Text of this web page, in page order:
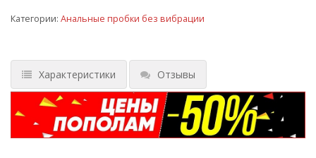
Категории: Анальные пробки без вибрации
Характеристики Отзывы